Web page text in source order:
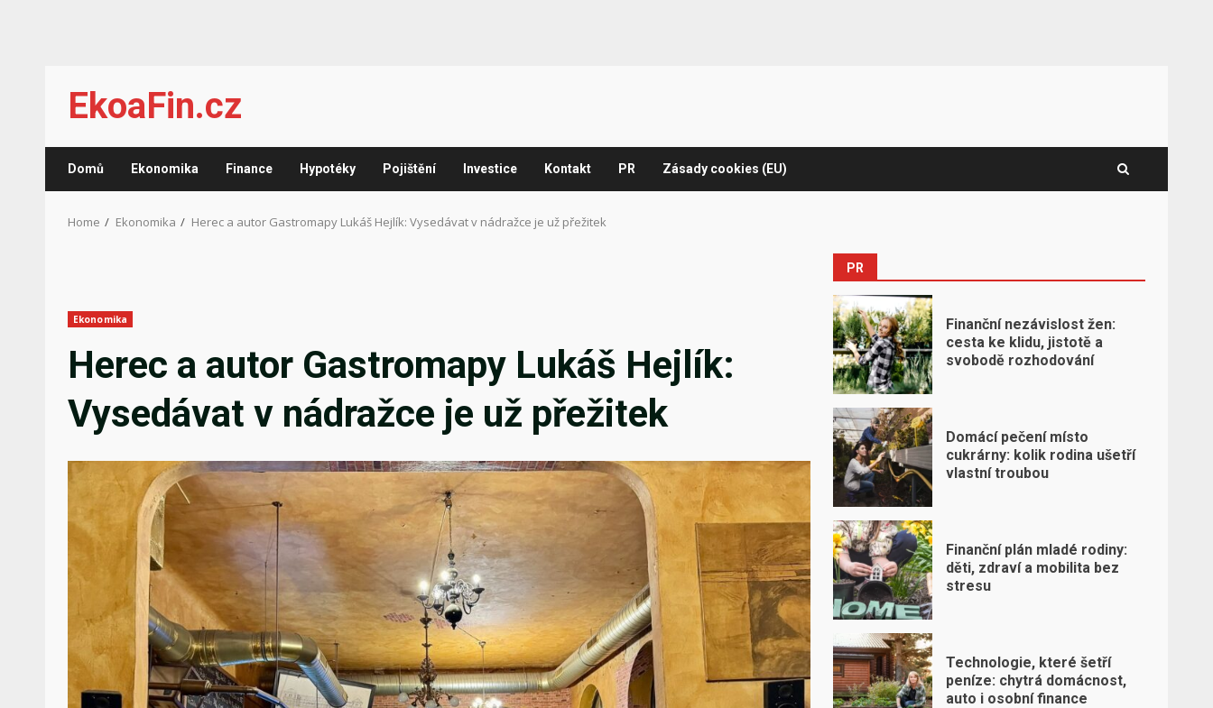
content
EkoaFin.cz
Domů Ekonomika Finance Hypotéky Pojištění Investice Kontakt PR Zásady cookies (EU)
Home Ekonomika Herec a autor Gastromapy Lukáš Hejlík: Vysedávat v nádražce je už přežitek
Ekonomika
Herec a autor Gastromapy Lukáš Hejlík:
Vysedávat v nádražce je už přežitek
PR
Finanční nezávislost žen:
cesta ke klidu, jistotě a
svobodě rozhodování
Domácí pečení místo
cukrárny: kolik rodina ušetří
vlastní troubou
Finanční plán mladé rodiny:
děti, zdraví a mobilita bez
stresu
Technologie, které šetří
peníze: chytrá domácnost,
auto i osobní finance